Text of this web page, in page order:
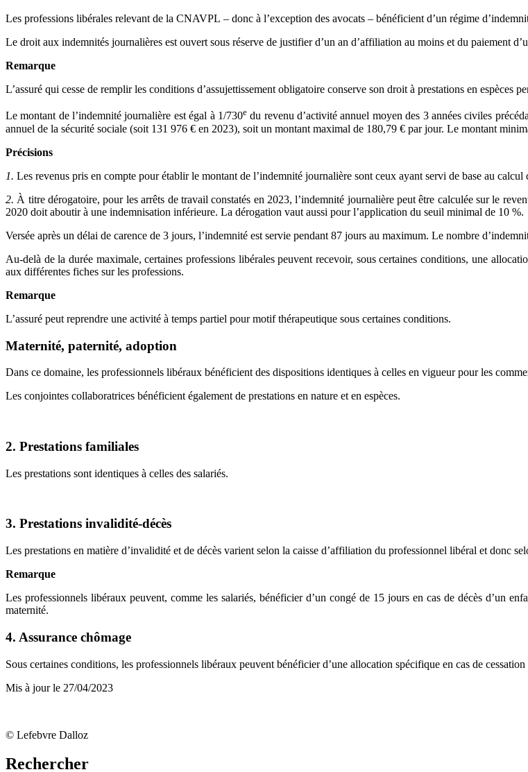
Les professions libérales relevant de la CNAVPL – donc à l’exception des avocats – bénéficient d’un régime
Le droit aux indemnités journalières est ouvert sous réserve de justifier d’un an d’affiliation au moins et du paiement
Remarque
L’assuré qui cesse de remplir les conditions d’assujettissement obligatoire conserve son droit à prestations en espèces
Le montant de l’indemnité journalière est égal à 1/730edu revenu d’activité annuel moyen des 3 années civiles
annuel de la sécurité sociale (soit 131 976 € en 2023), soit un montant maximal de 180,79 € par jour. Le montant
Précisions
1. Les revenus pris en compte pour établir le montant de l’indemnité journalière sont ceux ayant servi de base au calcul
2. À titre dérogatoire, pour les arrêts de travail constatés en 2023, l’indemnité journalière peut être calculée sur le
2020 doit aboutir à une indemnisation inférieure. La dérogation vaut aussi pour l’application du seuil minimal de 10 %.
Versée après un délai de carence de 3 jours, l’indemnité est servie pendant 87 jours au maximum. Le nombre
Au-delà de la durée maximale, certaines professions libérales peuvent recevoir, sous certaines conditions, une
aux différentes fiches sur les professions.
Remarque
L’assuré peut reprendre une activité à temps partiel pour motif thérapeutique sous certaines conditions.
Maternité, paternité, adoption
Dans ce domaine, les professionnels libéraux bénéficient des dispositions identiques à celles en vigueur pour les
Les conjointes collaboratrices bénéficient également de prestations en nature et en espèces.
2. Prestations familiales
Les prestations sont identiques à celles des salariés.
3. Prestations invalidité-décès
Les prestations en matière d’invalidité et de décès varient selon la caisse d’affiliation du professionnel libéral et donc
Remarque
Les professionnels libéraux peuvent, comme les salariés, bénéficier d’un congé de 15 jours en cas de décès d’un
maternité.
4. Assurance chômage
Sous certaines conditions, les professionnels libéraux peuvent bénéficier d’une allocation spécifique en cas de
Mis à jour le 27/04/2023
© Lefebvre Dalloz
Rechercher